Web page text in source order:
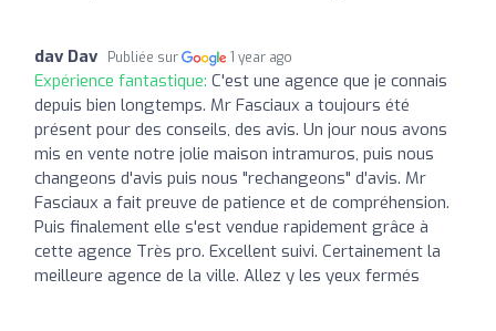
dav Dav Publiée sur 1 year ago
Expérience fantastique: C'est une agence que je connais
depuis bien longtemps. Mr Fasciaux a toujours été
présent pour des conseils, des avis. Un jour nous avons
mis en vente notre jolie maison intramuros, puis nous
changeons d'avis puis nous "rechangeons" d'avis. Mr
Fasciaux a fait preuve de patience et de compréhension.
Puis finalement elle s'est vendue rapidement grâce à
cette agence Très pro. Excellent suivi. Certainement la
meilleure agence de la ville. Allez y les yeux fermés